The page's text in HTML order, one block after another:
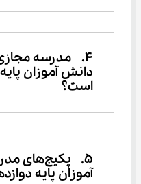
4.	مدرسه
دانش آموزان
است؟
5.
آموزان پایه